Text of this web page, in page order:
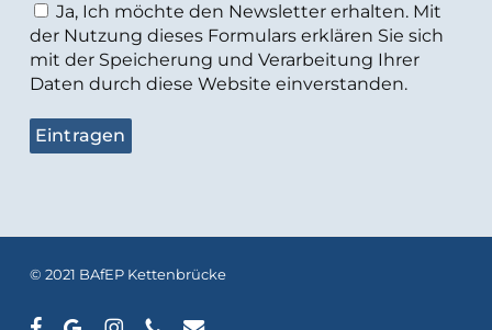
Ja, Ich möchte den Newsletter erhalten. Mit
der Nutzung dieses Formulars erklären Sie sich
mit der Speicherung und Verarbeitung Ihrer
Daten durch diese Website einverstanden.
© 2021 BAfEP Kettenbrücke
facebookgoogle-instagramphoneemail